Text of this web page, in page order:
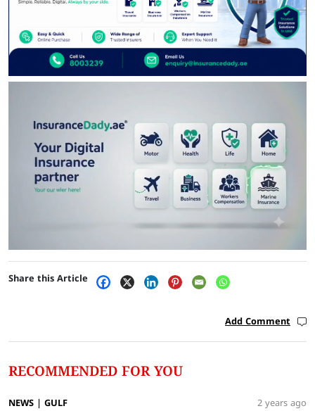
Share this Article
Add Comment
RECOMMENDED FOR YOU
NEWS GULF 2 years ago